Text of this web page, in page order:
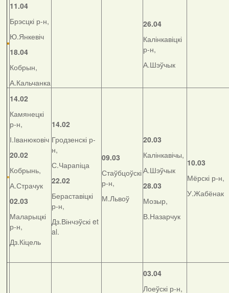
11.04
Брэсцкі р-н,
Ю.Янкевіч
18.04
Кобрын,
А.Кальчанка
26.04
Калінкавіцкі
р-н,
А.Шэўчык
14.02
Камянецкі
р-н,
І.Іванюковіч
20.02
Кобрынь,
А.Страчук
02.03
Маларыцкі
р-н,
Дз.Кіцель
14.02
Гродзенскі р-
н,
С.Чарапіца
22.02
Бераставіцкі
р-н,
Дз.Вінчэўскі et
al.
09.03
Стаўбцоўскі
р-н,
М.Львоў
20.03
Калінкавічы,
А.Шэўчык
28.03
Мозыр,
В.Назарчук
10.03
Мёрскі р-н,
У.Жабёнак
03.04
Лоеўскі р-н,